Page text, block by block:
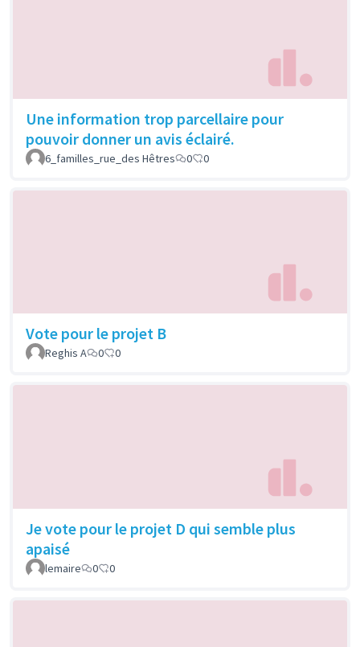
Une information trop parcellaire pour
pouvoir donner un avis éclairé.
6_familles_rue_des Hêtres 0 0
Vote pour le projet B
Reghis A 0 0
Je vote pour le projet D qui semble plus
apaisé
lemaire 0 0